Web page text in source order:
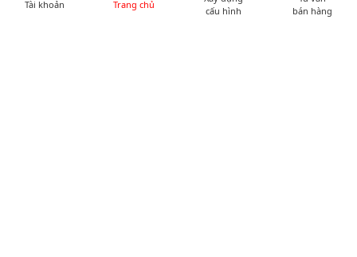
Tài khoản Trang chủ
cấu hình
bán hàng